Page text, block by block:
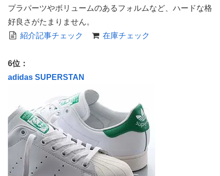
プラパーツやボリュームのあるフォルムなど、ハードな格
好良さがたまりません。
紹介記事チェック
在庫チェック
6位：
adidas SUPERSTAN